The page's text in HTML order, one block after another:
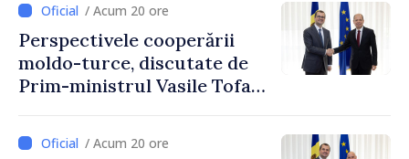
/ Acum 20 ore
Perspectivele cooperării
moldo-turce, discutate de
Prim-ministrul Vasile Tofan
Uygar Mustafa Sertel
/ Acum 20 ore